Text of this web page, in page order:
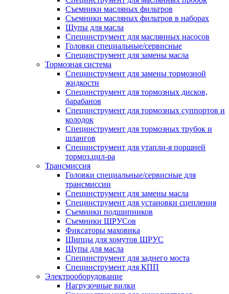
Съемники масляных фильтров
Съемники масляных фильтров в наборах
Щупы для масла
Специнструмент для маслянных насосов
Головки специальные/сервисные
Специнструмент для замены масла
Тормозная система
Специнструмент для замены тормозной
жидкости
Специнструмент для тормозных дисков,
барабанов
Специнструмент для тормозных суппортов и
колодок
Специнструмент для тормозных трубок и
шлангов
Специнструмент для утапли-я поршней
тормоз.цил-ра
Трансмиссия
Головки специальные/сервисные для
трансмиссии
Специнструмент для замены масла
Специнструмент для установки сцепления
Съемники подшипников
Съемники ШРУСов
Фиксаторы маховика
Щипцы для хомутов ШРУС
Щупы для масла
Специнструмент для заднего моста
Специнструмент для КПП
Электрооборудование
Нагрузочные вилки